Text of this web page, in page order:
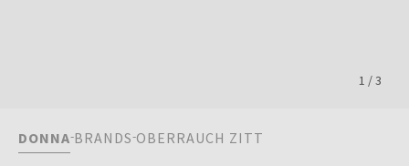
1 /3
DONNA BRANDS OBERRAUCH ZITT